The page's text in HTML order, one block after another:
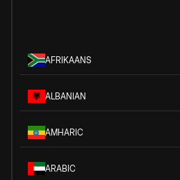
AFRIKAANS
ALBANIAN
AMHARIC
ARABIC